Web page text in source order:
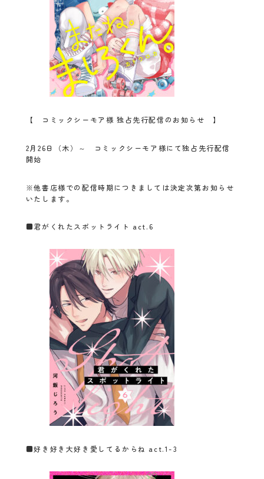
【 コミックシーモア様 独占先行配信のお知らせ 】
2月26日（木）～ コミックシーモア様にて独占先行配信
開始
※他書店様での配信時期につきましては決定次第お知らせ
いたします。
■君がくれたスポットライト act.6
■好き好き大好き愛してるからね act.1-3